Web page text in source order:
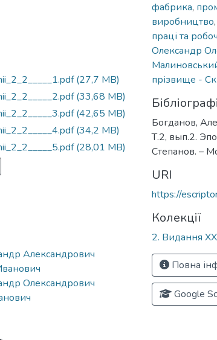
(27,7 MB)
(33,68 MB)
(42,65 MB)
(34,2 MB)
(28,01 MB)
Александрович
Олександрович
фабрика,
виробництво,
праці та
Олександр
прізвище -
Богданов,
Т.2, вып.2.
Степанов. –
URI
https://
Колекції
2. Видання ХХ
Повна
Google